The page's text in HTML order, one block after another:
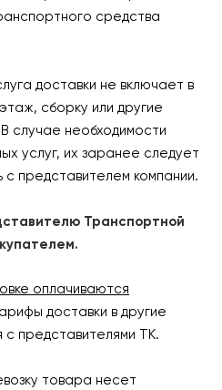
средства
доставки не включает в
сборку или другие
случае необходимости
услуг, их заранее следует
с представителем компании.
Транспортной
оплачиваются
доставки в другие
представителями ТК.
товара несет